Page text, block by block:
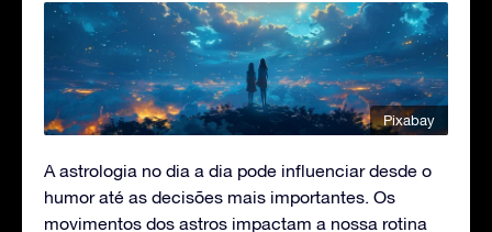
Pixabay
A astrologia no dia a dia pode influenciar desde o
humor até as decisões mais importantes. Os
movimentos dos astros impactam a nossa rotina